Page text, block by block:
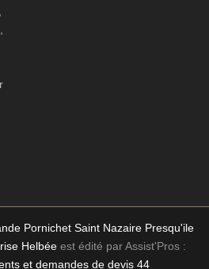
Pornichet Saint Nazaire Presqu'ile
Helbéeest édité par Assist'Pros :
et demandes de devis 44